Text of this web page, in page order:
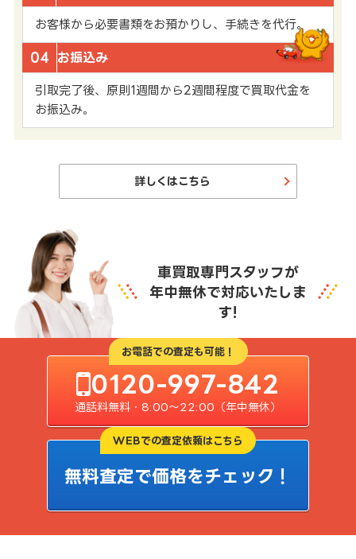
お客様から必要書類をお預かりし、手続きを代行。
04 お振込み
引取完了後、原則1週間から2週間程度で買取代金を
お振込み。
詳しくはこちら
車買取専門スタッフが
年中無休で対応いたしま
す!
お電話での査定も可能！
0120-997-842
通話料無料・8:00〜22:00（年中無休）
WEBでの査定依頼はこちら
無料査定で価格をチェック！